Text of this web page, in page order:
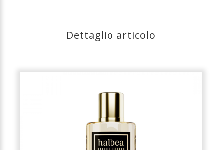
Dettaglio articolo